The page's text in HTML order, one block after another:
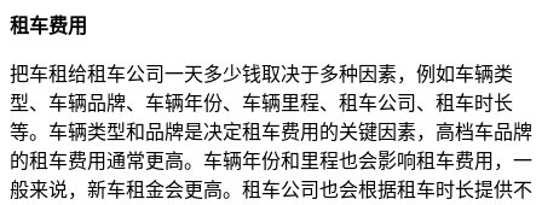
租车费用
把车租给租车公司一天多少钱取决于多种因素，例如车辆类
型、车辆品牌、车辆年份、车辆里程、租车公司、租车时长
等。车辆类型和品牌是决定租车费用的关键因素，高档车品牌
的租车费用通常更高。车辆年份和里程也会影响租车费用，一
般来说，新车租金会更高。租车公司也会根据租车时长提供不